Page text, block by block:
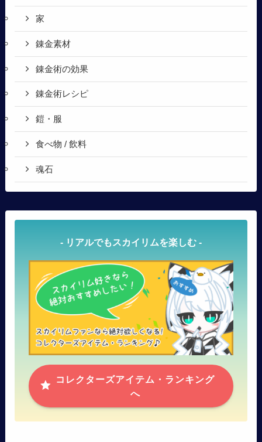
家
錬金素材
錬金術の効果
錬金術レシピ
鎧・服
食べ物 / 飲料
魂石
- リアルでもスカイリムを楽しむ -
コレクターズアイテム・ランキング
へ